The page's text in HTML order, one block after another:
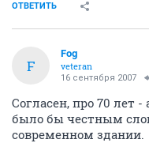
ОТВЕТИТЬ
F
Fоg
veteran
16 сентября 2007
Согласен, про 70 лет
было бы честным
современном здании.